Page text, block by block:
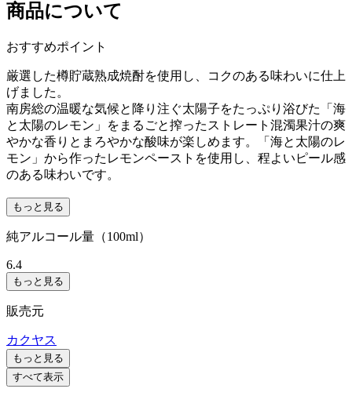
商品について
おすすめポイント
厳選した樽貯蔵熟成焼酎を使用し、コクのある味わいに仕上
げました。
南房総の温暖な気候と降り注ぐ太陽子をたっぷり浴びた「海
と太陽のレモン」をまるごと搾ったストレート混濁果汁の爽
やかな香りとまろやかな酸味が楽しめます。「海と太陽のレ
モン」から作ったレモンペーストを使用し、程よいピール感
のある味わいです。
もっと見る
純アルコール量（100ml）
6.4
もっと見る
販売元
カクヤス
もっと見る
すべて表示